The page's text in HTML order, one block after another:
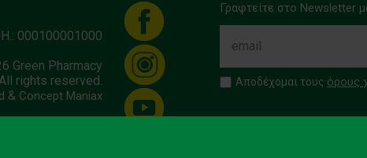
000100001000
Green Pharmacy
rights reserved.
& Concept Maniax
Γραφτείτε στο Newsletter
Αποδέχομαι τους όρους